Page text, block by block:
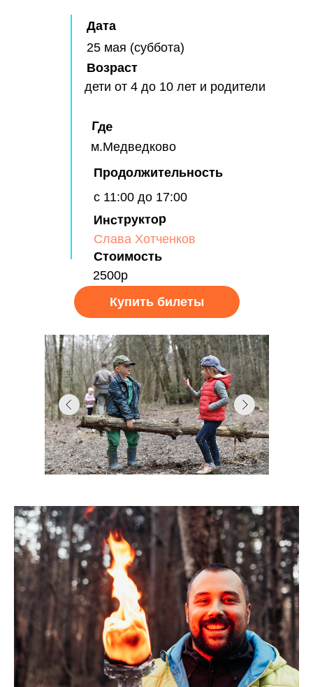
Дата
Возраст
Где
Продолжительность
Стоимость
2500р
с 11:00 до 17:00
м.Медведково
дети от 4 до 10 лет и родители
25 мая (суббота)
Купить билеты
Инструктор
Слава Хотченков